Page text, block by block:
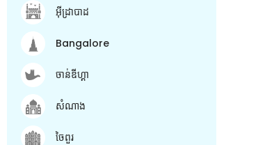
អ៊ីដ្រាបាដ
Bangalore
ចាន់ឌីហ្គា
សំណាង
ចៃពួរ